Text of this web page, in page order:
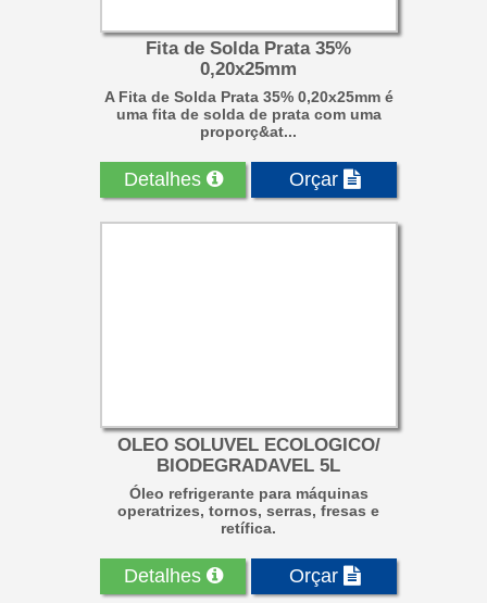
Fita de Solda Prata 35%
0,20x25mm
A Fita de Solda Prata 35% 0,20x25mm é
uma fita de solda de prata com uma
proporç&at...
Detalhes Orçar
OLEO SOLUVEL ECOLOGICO/
BIODEGRADAVEL 5L
Óleo refrigerante para máquinas
operatrizes, tornos, serras, fresas e
retífica.
Detalhes Orçar